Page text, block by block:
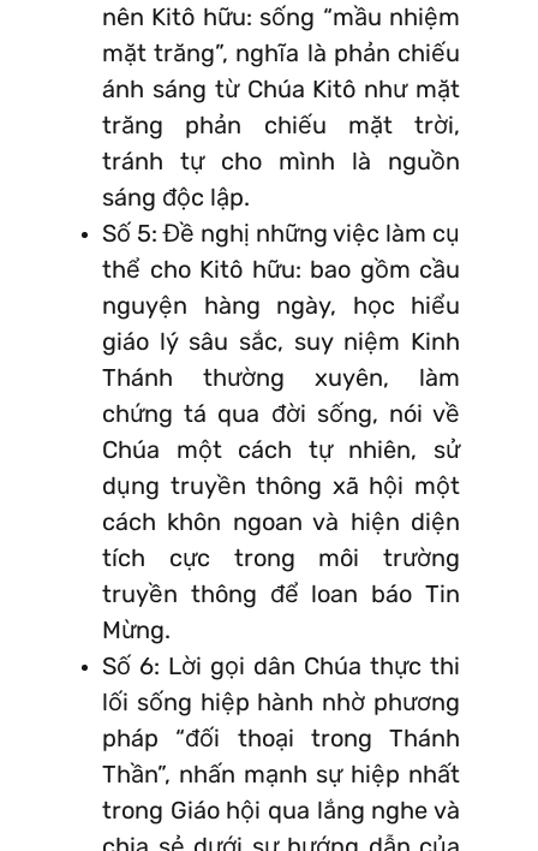
nên Kitô hữu: sống “mầu nhiệm
mặt trăng”, nghĩa là phản chiếu
ánh sáng từ Chúa Kitô như mặt
trăng phản chiếu mặt trời,
tránh tự cho mình là nguồn
sáng độc lập.
Số 5: Đề nghị những việc làm cụ
thể cho Kitô hữu: bao gồm cầu
nguyện hàng ngày, học hiểu
giáo lý sâu sắc, suy niệm Kinh
Thánh thường xuyên, làm
chứng tá qua đời sống, nói về
Chúa một cách tự nhiên, sử
dụng truyền thông xã hội một
cách khôn ngoan và hiện diện
tích cực trong môi trường
truyền thông để loan báo Tin
Mừng.
Số 6: Lời gọi dân Chúa thực thi
lối sống hiệp hành nhờ phương
pháp “đối thoại trong Thánh
Thần”, nhấn mạnh sự hiệp nhất
trong Giáo hội qua lắng nghe và